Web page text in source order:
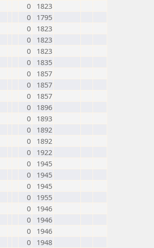
0
1823
0
1795
0
1823
0
1823
0
1823
0
1835
0
1857
0
1857
0
1857
0
1896
0
1893
0
1892
0
1892
0
1922
0
1945
0
1945
0
1945
0
1955
0
1946
0
1946
0
1946
0
1948